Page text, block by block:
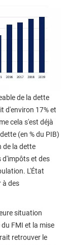
de la dette
d'environ 17% et
cela s'est déjà
(en % du PIB)
de la dette
d'impôts et des
L'État
à des
situation
FMI et la mise
retrouver le